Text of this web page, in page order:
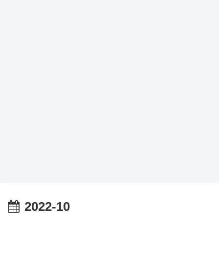
2022-10